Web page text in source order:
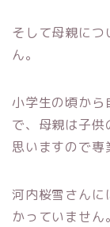
そして母親につ
ん。
小学生の頃から
で、母親は子供
思いますので専
河内桜雪さんに
かっていません。